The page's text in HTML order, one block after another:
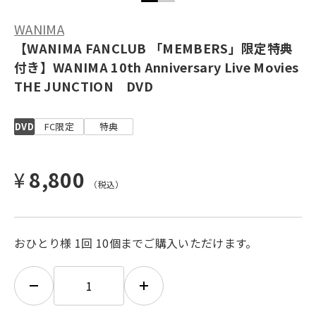
WANIMA
【WANIMA FANCLUB 「MEMBERS」限定特典
付き】WANIMA 10th Anniversary Live Movies
THE JUNCTION DVD
DVD FC限定 特典
¥8,800
おひとり様 1回 10個までご購入いただけます。